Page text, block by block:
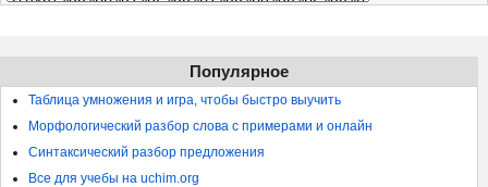
Популярное
Таблица умножения и игра, чтобы быстро выучить
Морфологический разбор слова с примерами и онлайн
Синтаксический разбор предложения
Все для учебы на uchim.org